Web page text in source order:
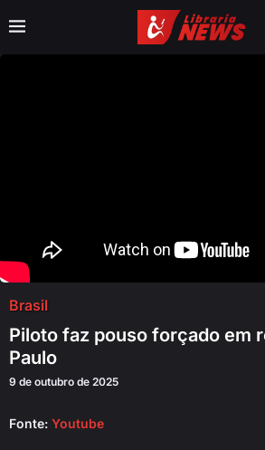
Brasil
Piloto faz pouso forçado em
Paulo
9 de outubro de 2025
Fonte: Youtube